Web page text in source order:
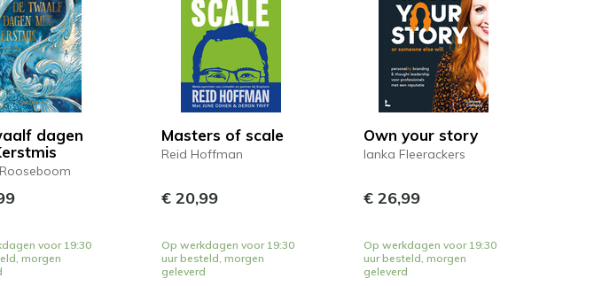
dagen
voor 19:30
morgen
Masters of scale
Reid Hoffman
€ 20,99
Op werkdagen voor 19:30
uur besteld, morgen
geleverd
Own your story
Ianka Fleerackers
€ 26,99
Op werkdagen voor 19:30
uur besteld, morgen
geleverd